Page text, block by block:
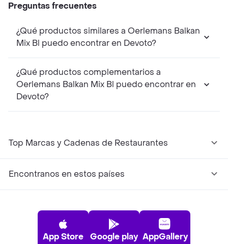
Preguntas frecuentes
¿Qué productos similares a Oerlemans Balkan
Mix Bl puedo encontrar en Devoto?
¿Qué productos complementarios a
Oerlemans Balkan Mix Bl puedo encontrar en
Devoto?
Top Marcas y Cadenas de Restaurantes
Encontranos en estos países
App Store Google play AppGallery